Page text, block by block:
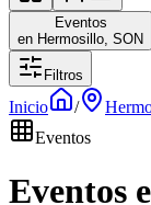
Eventos
en Hermosillo, SON
Filtros
Inicio /
Eventos
Eventos